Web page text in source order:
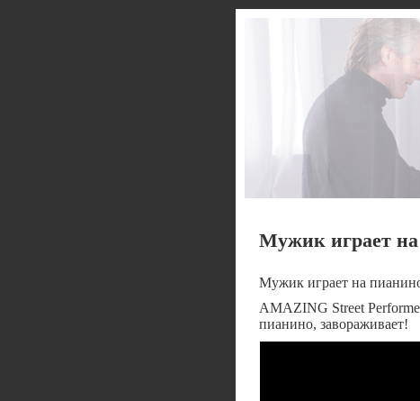
Мужик играет
Мужик играет на
AMAZING Street
пианино, завораживает!